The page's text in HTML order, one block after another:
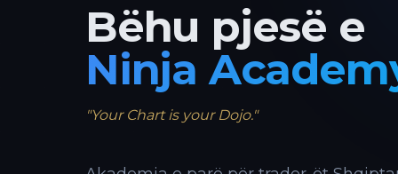
Bëhu pjesë e
Ninja
"Your Chart is your Dojo."